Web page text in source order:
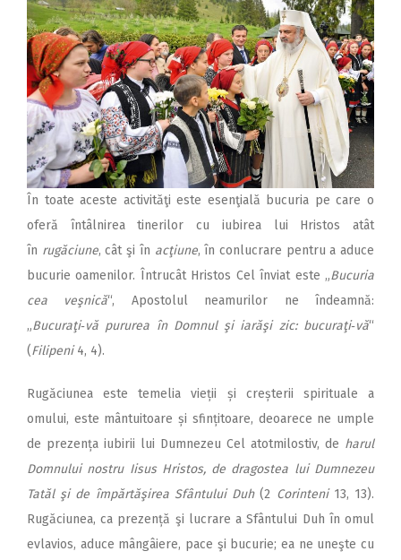
În toate aceste activităţi este esenţială bucuria pe care o
oferă întâlnirea tinerilor cu iubirea lui Hristos atât
în rugăciune, cât şi în acţiune, în conlucrare pentru a aduce
bucurie oamenilor. Întrucât Hristos Cel înviat este „Bucuria
cea veşnică“, Apostolul neamurilor ne îndeamnă:
„Bucuraţi‑vă pururea în Domnul şi iarăşi zic: bucuraţi‑vă“
(Filipeni4, 4).
Rugăciunea este temelia vieții și creșterii spirituale a
omului, este mântuitoare și sfințitoare, deoarece ne umple
de prezența iubirii lui Dumnezeu Cel atotmilostiv, de harul
Domnului nostru Iisus Hristos, de dragostea lui Dumnezeu
Tatăl şi de împărtăşirea Sfântului Duh(2 Corinteni13, 13).
Rugăciunea, ca prezență şi lucrare a Sfântului Duh în omul
evlavios, aduce mângâiere, pace şi bucurie; ea ne uneşte cu